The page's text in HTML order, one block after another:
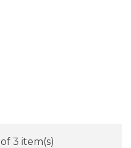
charges jusqu'à 50
est facile à installer,
3 item(s)